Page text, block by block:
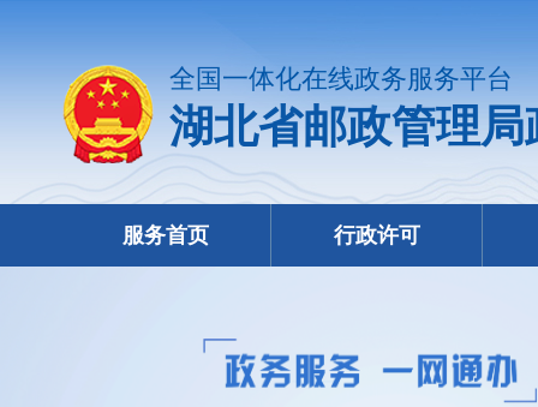
全国一体化在线政务服务平台
湖北省邮政管理
服务首页 行政许可